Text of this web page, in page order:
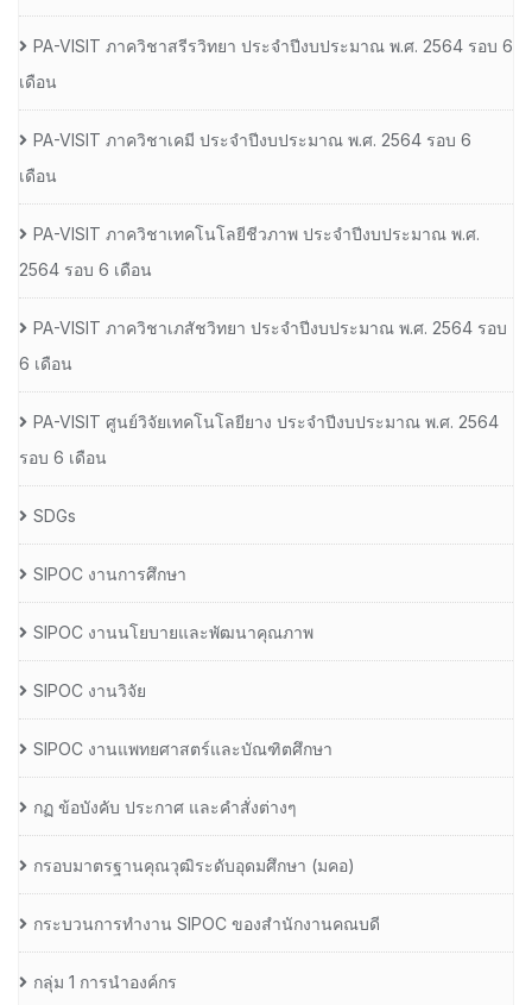
PA-VISIT ภาควิชาสรีรวิทยา ประจำปีงบประมาณ พ.ศ. 2564 รอบ 6
เดือน
PA-VISIT ภาควิชาเคมี ประจำปีงบประมาณ พ.ศ. 2564 รอบ 6
เดือน
PA-VISIT ภาควิชาเทคโนโลยีชีวภาพ ประจำปีงบประมาณ พ.ศ.
2564 รอบ 6 เดือน
PA-VISIT ภาควิชาเภสัชวิทยา ประจำปีงบประมาณ พ.ศ. 2564 รอบ
6 เดือน
PA-VISIT ศูนย์วิจัยเทคโนโลยียาง ประจำปีงบประมาณ พ.ศ. 2564
รอบ 6 เดือน
SDGs
SIPOC งานการศึกษา
SIPOC งานนโยบายและพัฒนาคุณภาพ
SIPOC งานวิจัย
SIPOC งานแพทยศาสตร์และบัณฑิตศึกษา
กฏ ข้อบังคับ ประกาศ และคำสั่งต่างๆ
กรอบมาตรฐานคุณวุฒิระดับอุดมศึกษา (มคอ)
กระบวนการทำงาน SIPOC ของสำนักงานคณบดี
กลุ่ม 1 การนำองค์กร